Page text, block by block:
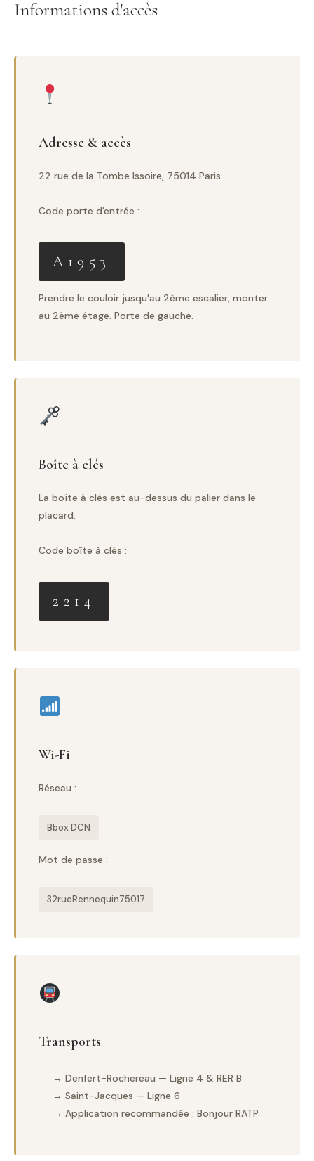
Informations d'accès
Adresse & accès
22 rue de la Tombe Issoire, 75014 Paris
Code porte d'entrée :
A1953
Prendre le couloir jusqu'au 2ème escalier, monter
au 2ème étage. Porte de gauche.
Boîte à clés
La boîte à clés est au-dessus du palier dans le
placard.
Code boîte à clés :
2214
Wi-Fi
Réseau :
Bbox DCN
Mot de passe :
32rueRennequin75017
Transports
→ Denfert-Rochereau — Ligne 4 & RER B
→ Saint-Jacques — Ligne 6
→ Application recommandée : Bonjour RATP